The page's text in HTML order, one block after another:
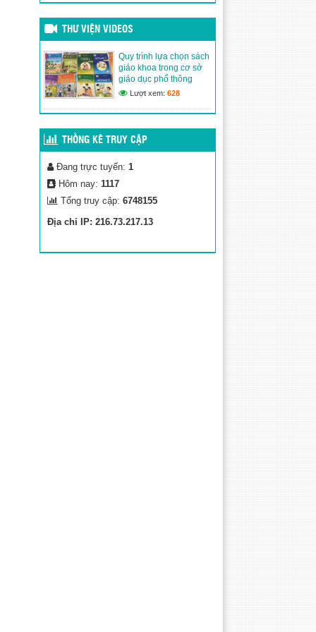
dục phổ thông
Thư Viện Ảnh
(02/03/2020)
THƯ VIỆN VIDEOS
Quy trình lựa chọn sách
giáo khoa trong cơ sở
giáo dục phổ thông
Lượt xem: 628
THỐNG KÊ TRUY CẬP
Đang trực tuyến: 1
Hôm nay: 1117
Tổng truy cập: 6748155
Địa chỉ IP: 216.73.217.13